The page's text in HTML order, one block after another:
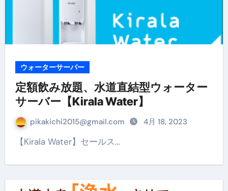
ウォーターサーバー
定額飲み放題、水道直結型ウォーター
サーバー【Kirala Water】
pikakichi2015@gmail.com 4月 18, 2023
【Kirala Water】セールス…